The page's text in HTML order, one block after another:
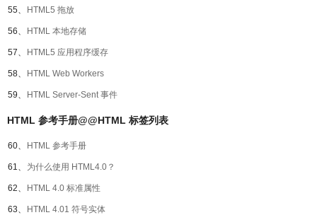
55、 HTML5 拖放
56、 HTML 本地存储
57、 HTML5 应用程序缓存
58、 HTML Web Workers
59、 HTML Server-Sent 事件
HTML 参考手册@@HTML 标签列表
60、 HTML 参考手册
61、 为什么使用 HTML4.0？
62、 HTML 4.0 标准属性
63、 HTML 4.01 符号实体